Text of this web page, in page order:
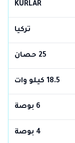
KURLAR
تركيا
25 حصان
18.5 كيلو وات
6 بوصة
4 بوصة